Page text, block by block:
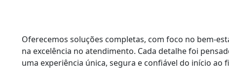
Oferecemos soluções completas, com foco no bem-
na excelência no atendimento. Cada detalhe foi
uma experiência única, segura e confiável do início ao